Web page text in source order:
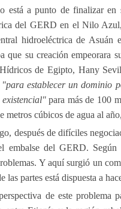
está a punto de finalizar en
del GERD en el Nilo
hidroeléctrica de
que su creación empeorara
de Egipto, Hany
"para establecer un dominio
existencial"para más de 100
metros cúbicos de agua al
después de difíciles
embalse del GERD.
Y aquí surgió un
las partes está dispuesta a
de este problema